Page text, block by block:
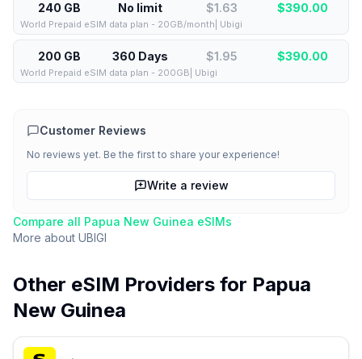
240 GB No limit $1.63 $390.00
World Prepaid eSIM data plan - 20GB/month| Ubigi
200 GB 360 Days $1.95 $390.00
World Prepaid eSIM data plan - 200GB| Ubigi
Customer Reviews
No reviews yet. Be the first to share your experience!
Write a review
Compare all Papua New Guinea eSIMs
More about UBIGI
Other eSIM Providers for Papua
New Guinea